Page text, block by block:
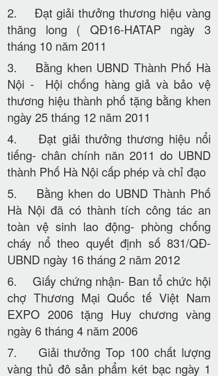
2. Đạt giải thưởng thương hiệu vàng
thăng long ( QĐ16-HATAP ngày 3
tháng 10 năm 2011
3. Bằng khen UBND Thành Phố Hà
Nội - Hội chống hàng giả và bảo vệ
thương hiệu thành phố tặng bằng khen
ngày 25 tháng 12 năm 2011
4. Đạt giải thưởng thương hiệu nổi
tiếng- chân chính năn 2011 do UBND
thành Phố Hà Nội cấp phép và chỉ đạo
5. Bằng khen do UBND Thành Phố
Hà Nội đã có thành tích công tác an
toàn vệ sinh lao động- phòng chống
cháy nổ theo quyết định số 831/QĐ-
UBND ngày 16 tháng 2 năm 2012
6. Giấy chứng nhận- Ban tổ chức hội
chợ Thương Mại Quốc tế Việt Nam
EXPO 2006 tặng Huy chương vàng
ngày 6 tháng 4 năm 2006
7. Giải thưởng Top 100 chất lượng
vàng thủ đô sản phẩm két bạc ngày 1